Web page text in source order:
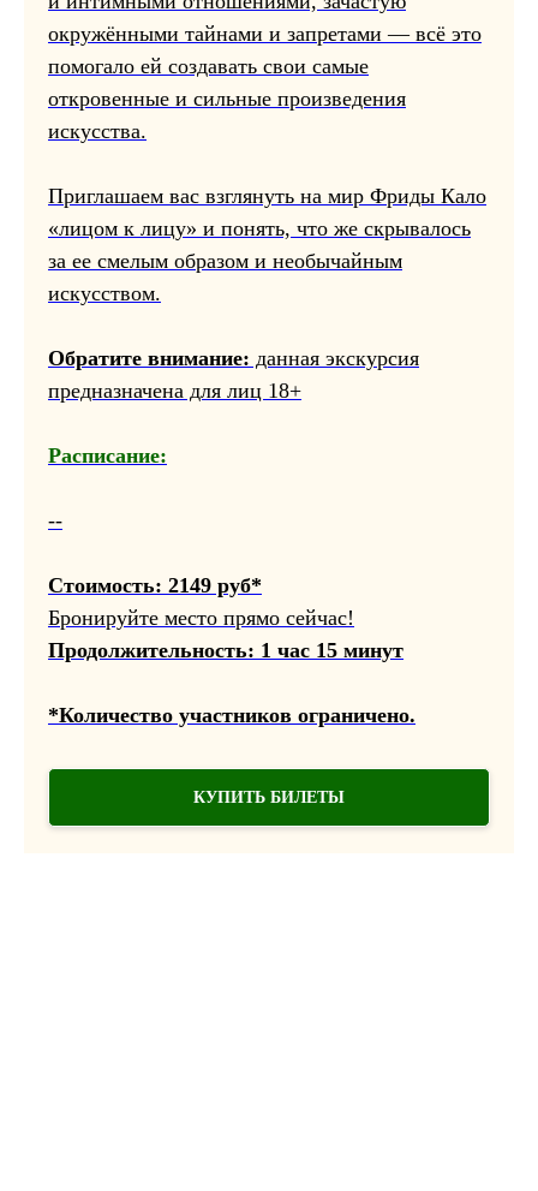
окружёнными тайнами и запретами — всё это
помогало ей создавать свои самые
откровенные и сильные произведения
искусства.
Приглашаем вас взглянуть на мир Фриды Кало
«лицом к лицу» и понять, что же скрывалось
за ее смелым образом и необычайным
искусством.
Обратите внимание: данная экскурсия
предназначена для лиц 18+
Расписание:
--
Стоимость: 2149 руб*
Бронируйте место прямо сейчас!
Продолжительность: 1 час 15 минут
*Количество участников ограничено.
КУПИТЬ БИЛЕТЫ